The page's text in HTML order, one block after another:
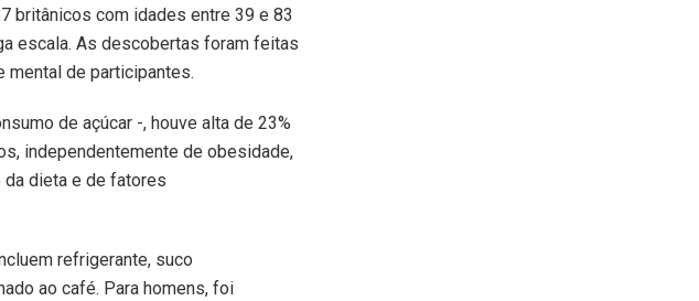
britânicos com idades entre 39 e 83
escala. As descobertas foram feitas
mental de participantes.
de açúcar -, houve alta de 23%
independentemente de obesidade,
dieta e de fatores
refrigerante, suco
ao café. Para homens, foi